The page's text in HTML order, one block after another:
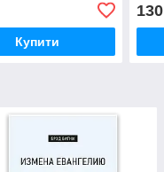
Купити
130